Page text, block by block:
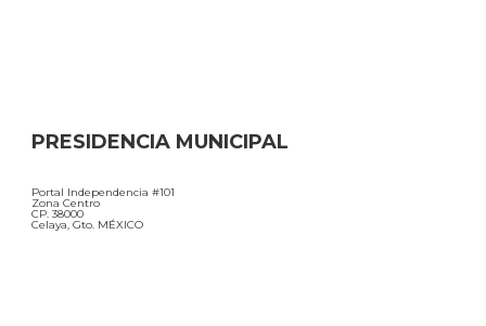
PRESIDENCIA MUNICIPAL
Portal Independencia #101
Zona Centro
CP. 38000
Celaya, Gto. MÉXICO